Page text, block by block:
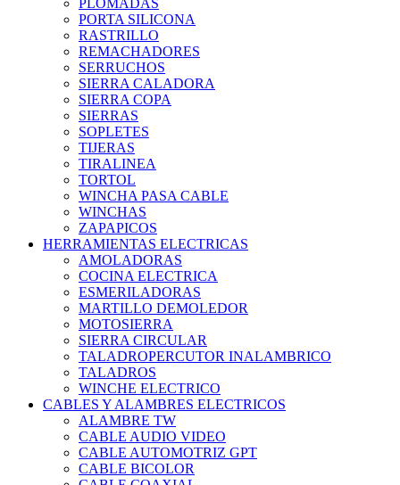
PLOMADAS
PORTA SILICONA
RASTRILLO
REMACHADORES
SERRUCHOS
SIERRA CALADORA
SIERRA COPA
SIERRAS
SOPLETES
TIJERAS
TIRALINEA
TORTOL
WINCHA PASA CABLE
WINCHAS
ZAPAPICOS
HERRAMIENTAS ELECTRICAS
AMOLADORAS
COCINA ELECTRICA
ESMERILADORAS
MARTILLO DEMOLEDOR
MOTOSIERRA
SIERRA CIRCULAR
TALADROPERCUTOR INALAMBRICO
TALADROS
WINCHE ELECTRICO
CABLES Y ALAMBRES ELECTRICOS
ALAMBRE TW
CABLE AUDIO VIDEO
CABLE AUTOMOTRIZ GPT
CABLE BICOLOR